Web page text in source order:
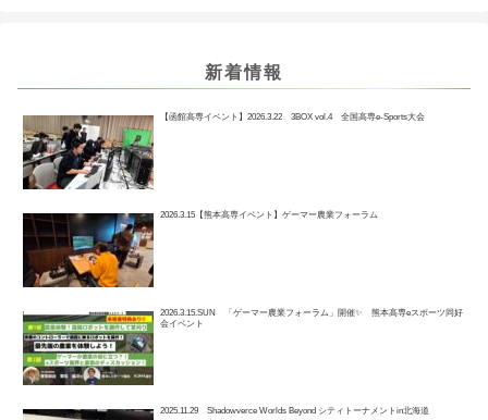
新着情報
【函館高専イベント】2026.3.22 3BOX vol.4 全国高専e-Sports大会
2026.3.15【熊本高専イベント】ゲーマー農業フォーラム
2026.3.15.SUN 「ゲーマー農業フォーラム」開催✨ 熊本高専eスポーツ同好
会イベント
2025.11.29 Shadowverce Worlds Beyond シティトーナメントin北海道